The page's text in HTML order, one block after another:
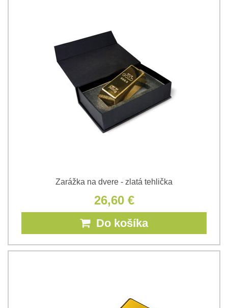
Zarážka na dvere - zlatá tehlička
26,60 €
Do košíka